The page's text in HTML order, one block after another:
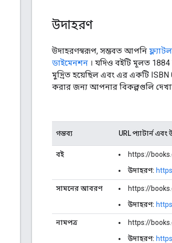
উদাহরণ
উদাহরণস্বরূপ, সম্ভবত আপনি
ডাইমেনশন । যদিও বইটি মূলত 1884
মুদ্রিত হয়েছিল এবং এর একটি ISBN
করার জন্য আপনার বিকল্পগুলি
গন্তব্য URL প্যাটার্ন
বই https://
উদাহরণ:
সামনের আবরণ https://
উদাহরণ:
নামপত্র https://
উদাহরণ: